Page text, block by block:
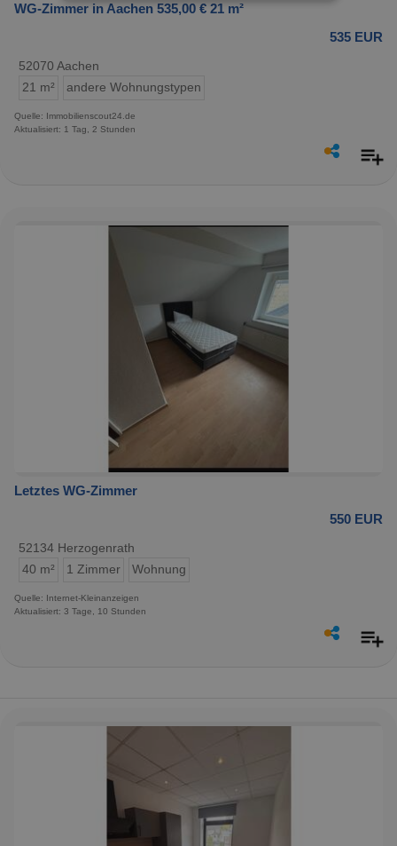
WG-Zimmer in Aachen 535,00 € 21 m²
535 EUR
52070 Aachen
21 m²
andere Wohnungstypen
Quelle: Immobilienscout24.de
Aktualisiert: 1 Tag, 2 Stunden
Letztes WG-Zimmer
550 EUR
52134 Herzogenrath
40 m²
1 Zimmer Wohnung
Quelle: Internet-Kleinanzeigen
Aktualisiert: 3 Tage, 10 Stunden